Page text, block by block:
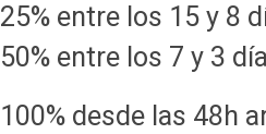
25% entre los 15 y 8
50% entre los 7 y 3
100% desde las 48h